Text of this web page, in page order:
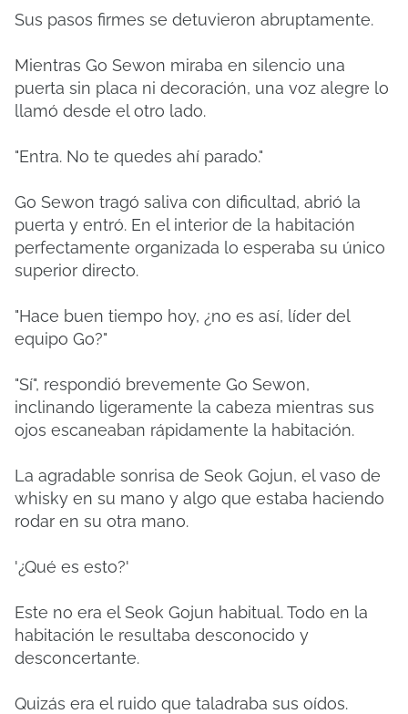
Sus pasos firmes se detuvieron abruptamente.
Mientras Go Sewon miraba en silencio una
puerta sin placa ni decoración, una voz alegre lo
llamó desde el otro lado.
"Entra. No te quedes ahí parado."
Go Sewon tragó saliva con dificultad, abrió la
puerta y entró. En el interior de la habitación
perfectamente organizada lo esperaba su único
superior directo.
"Hace buen tiempo hoy, ¿no es así, líder del
equipo Go?"
"Sí", respondió brevemente Go Sewon,
inclinando ligeramente la cabeza mientras sus
ojos escaneaban rápidamente la habitación.
La agradable sonrisa de Seok Gojun, el vaso de
whisky en su mano y algo que estaba haciendo
rodar en su otra mano.
'¿Qué es esto?'
Este no era el Seok Gojun habitual. Todo en la
habitación le resultaba desconocido y
desconcertante.
Quizás era el ruido que taladraba sus oídos.